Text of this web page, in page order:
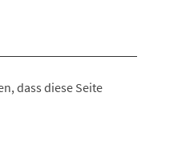
dass diese Seite